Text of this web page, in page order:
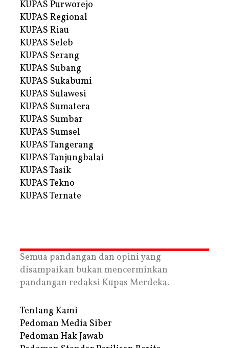
KUPAS Purworejo
KUPAS Regional
KUPAS Riau
KUPAS Seleb
KUPAS Serang
KUPAS Subang
KUPAS Sukabumi
KUPAS Sulawesi
KUPAS Sumatera
KUPAS Sumbar
KUPAS Sumsel
KUPAS Tangerang
KUPAS Tanjungbalai
KUPAS Tasik
KUPAS Tekno
KUPAS Ternate
Semua pandangan dan opini yang
disampaikan bukan mencerminkan
pandangan redaksi Kupas Merdeka.
Tentang Kami
Pedoman Media Siber
Pedoman Hak Jawab